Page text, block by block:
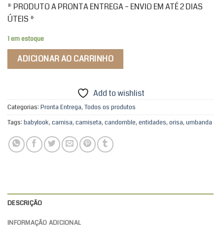
* PRODUTO A PRONTA ENTREGA – ENVIO EM ATÉ 2 DIAS
ÚTEIS *
1 em estoque
ADICIONAR AO CARRINHO
Add to wishlist
Categorias: Pronta Entrega, Todos os produtos
Tags: babylook, camisa, camiseta, candomble, entidades, orisa, umbanda
DESCRIÇÃO
INFORMAÇÃO ADICIONAL